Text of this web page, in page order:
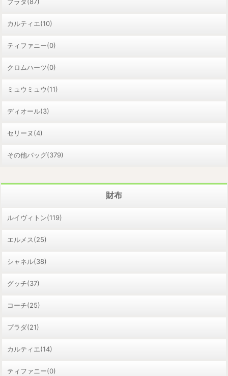
プラダ(87)
カルティエ(10)
ティファニー(0)
クロムハーツ(0)
ミュウミュウ(11)
ディオール(3)
セリーヌ(4)
その他バッグ(379)
財布
ルイヴィトン(119)
エルメス(25)
シャネル(38)
グッチ(37)
コーチ(25)
プラダ(21)
カルティエ(14)
ティファニー(0)